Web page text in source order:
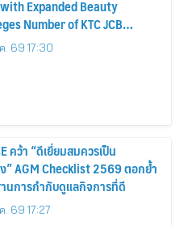
Expanded Beauty
Number of KTC JCB
Spending on
Rises 26%
. 69 17:30
คว้า “ดีเยี่ยมสมควรเป็น
” AGM Checklist 2569 ตอกย้ำ
นการกำกับดูแลกิจการที่ดี
. 69 17:27